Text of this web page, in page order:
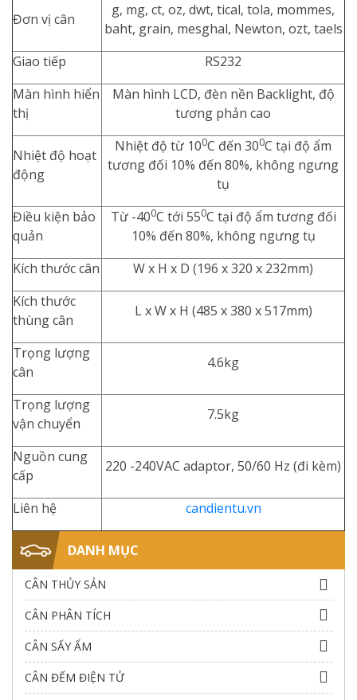
Đơn vị cân
g, mg, ct, oz, dwt, tical, tola, mommes,
baht, grain, mesghal, Newton, ozt, taels
Giao tiếp
RS232
Màn hình hiển
thị
Màn hình LCD, đèn nền Backlight, độ
tương phản cao
Nhiệt độ hoạt
động
Nhiệt độ từ 100C đến 300C tại độ ẩm
tương đối 10% đến 80%, không ngưng
tụ
Điều kiện bảo
quản
Từ -400C tới 550C tại độ ẩm tương đối
10% đến 80%, không ngưng tụ
Kích thước cân
W x H x D (196 x 320 x 232mm)
Kích thước
thùng cân
L x W x H (485 x 380 x 517mm)
Trọng lượng
cân
4.6kg
Trọng lượng
vận chuyển
7.5kg
Nguồn cung
cấp
220 -240VAC adaptor, 50/60 Hz (đi kèm)
Liên hệ candientu.vn
DANH MỤC
CÂN THỦY SẢN
CÂN PHÂN TÍCH
CÂN SẤY ẨM
CÂN ĐẾM ĐIỆN TỬ